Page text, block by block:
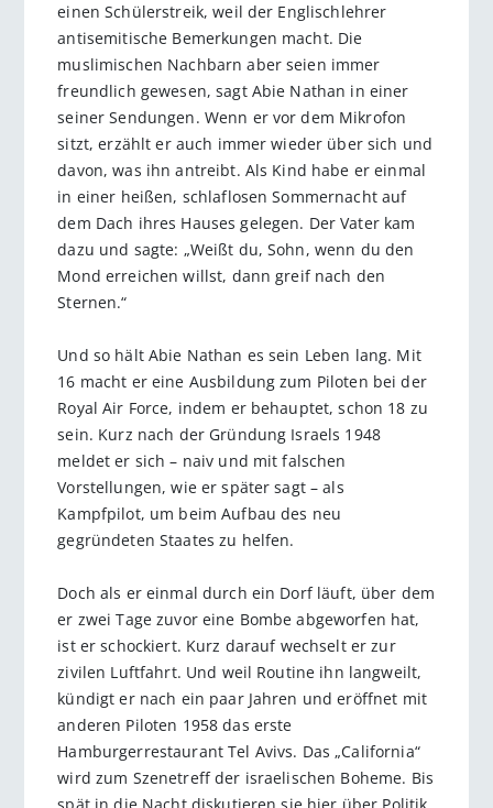
einen Schülerstreik, weil der Englischlehrer
antisemitische Bemerkungen macht. Die
muslimischen Nachbarn aber seien immer
freundlich gewesen, sagt Abie Nathan in einer
seiner Sendungen. Wenn er vor dem Mikrofon
sitzt, erzählt er auch immer wieder über sich und
davon, was ihn antreibt. Als Kind habe er einmal
in einer heißen, schlaflosen Sommernacht auf
dem Dach ihres Hauses gelegen. Der Vater kam
dazu und sagte: „Weißt du, Sohn, wenn du den
Mond erreichen willst, dann greif nach den
Sternen.“
Und so hält Abie Nathan es sein Leben lang. Mit
16 macht er eine Ausbildung zum Piloten bei der
Royal Air Force, indem er behauptet, schon 18 zu
sein. Kurz nach der Gründung Israels 1948
meldet er sich – naiv und mit falschen
Vorstellungen, wie er später sagt – als
Kampfpilot, um beim Aufbau des neu
gegründeten Staates zu helfen.
Doch als er einmal durch ein Dorf läuft, über dem
er zwei Tage zuvor eine Bombe abgeworfen hat,
ist er schockiert. Kurz darauf wechselt er zur
zivilen Luftfahrt. Und weil Routine ihn langweilt,
kündigt er nach ein paar Jahren und eröffnet mit
anderen Piloten 1958 das erste
Hamburgerrestaurant Tel Avivs. Das „California“
wird zum Szenetreff der israelischen Boheme. Bis